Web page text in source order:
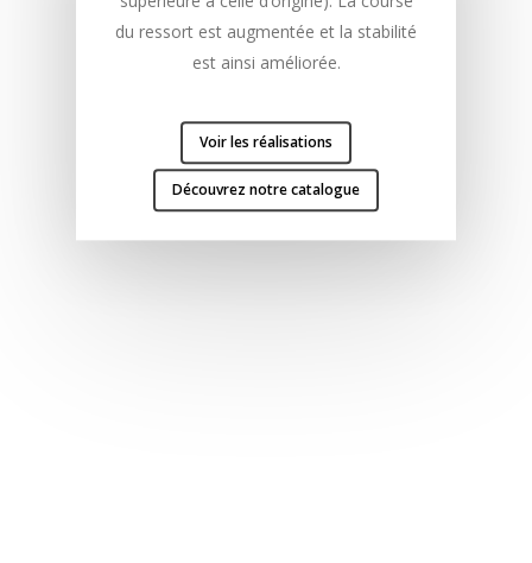
du ressort est augmentée et la stabilité
est ainsi améliorée.
Voir les réalisations
Découvrez notre catalogue